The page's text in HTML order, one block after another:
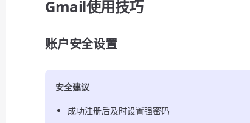
Gmail使用技巧
账户安全设置
安全建议
成功注册后及时设置强密码